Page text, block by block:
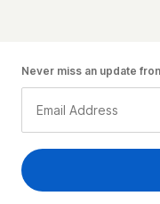
Never miss an update